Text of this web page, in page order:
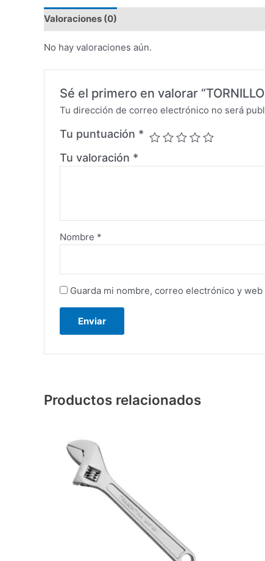
Valoraciones (0)
No hay valoraciones aún.
Sé el primero en valorar
Tu dirección de correo electrónico no será
Tu puntuación *
Tu valoración *
Nombre *
Guarda mi nombre, correo electrónico y
Productos relacionados